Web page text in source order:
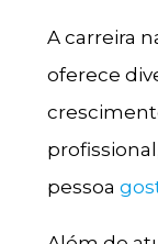
A carreira
oferece
pessoa